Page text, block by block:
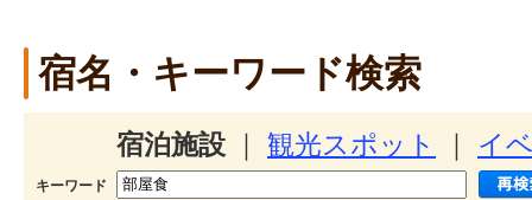
宿名・キーワード検索
宿泊施設 観光スポット イ
キーワード